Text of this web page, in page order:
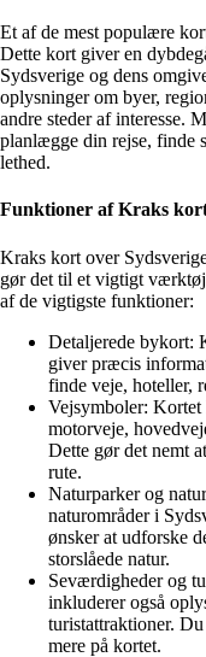
Et af de mest populære
Dette kort giver en
Sydsverige og dens
oplysninger om byer,
andre steder af interesse.
planlægge din rejse, finde
lethed.
Funktioner af Kraks
Kraks kort over
gør det til et vigtigt
af de vigtigste funktioner:
Detaljerede bykort:
giver præcis
finde veje, hoteller,
Vejsymboler:
motorveje,
Dette gør det nemt
rute.
Naturparker og
naturområder i
ønsker at udforske
storslåede natur.
Seværdigheder og
inkluderer også
turistattraktioner.
mere på kortet.